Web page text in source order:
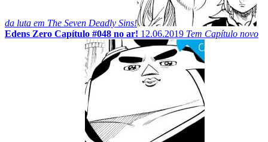
da luta em The Seven Deadly Sins!
Edens Zero Capítulo #048 no ar! 12.06.2019 Tem Capítulo novo